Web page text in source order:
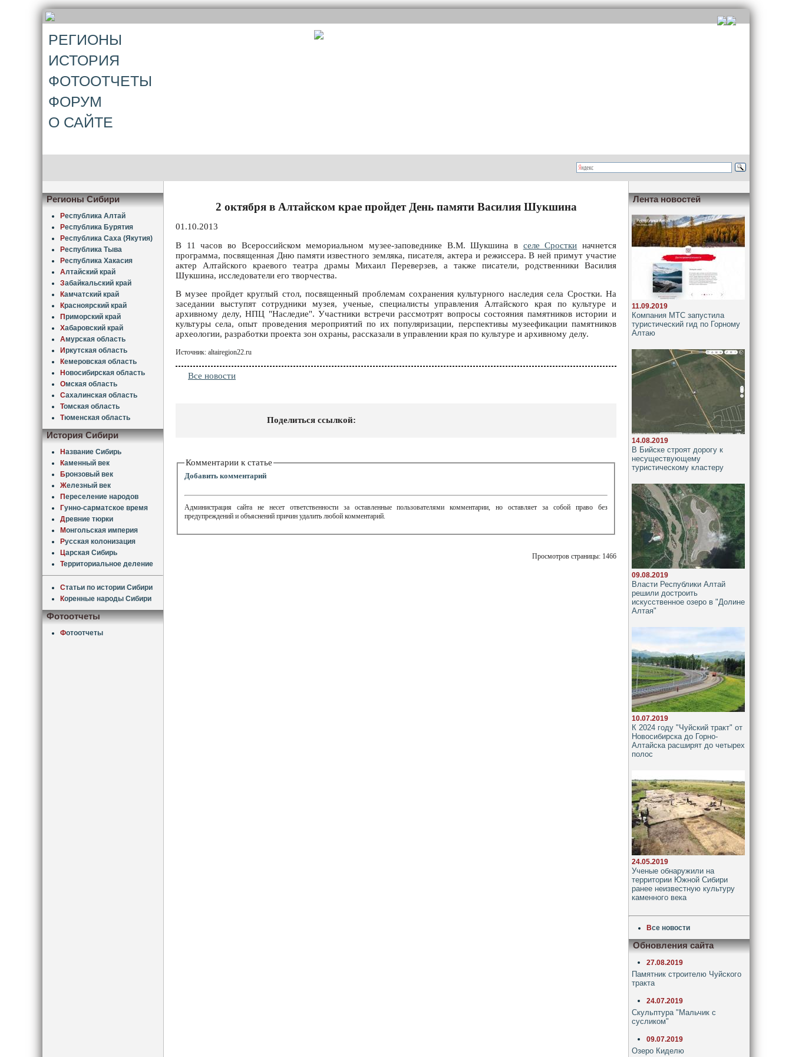
РЕГИОНЫ
ИСТОРИЯ
ФОТООТЧЕТЫ
ФОРУМ
О САЙТЕ
Регионы Сибири
Республика Алтай
Республика Бурятия
Республика Саха (Якутия)
Республика Тыва
Республика Хакасия
Алтайский край
Забайкальский край
Камчатский край
Красноярский край
Приморский край
Хабаровский край
Амурская область
Иркутская область
Кемеровская область
Новосибирская область
Омская область
Сахалинская область
Томская область
Тюменская область
История Сибири
Название Сибирь
Каменный век
Бронзовый век
Железный век
Переселение народов
Гунно-сарматское время
Древние тюрки
Монгольская империя
Русская колонизация
Царская Сибирь
Территориальное деление
Статьи по истории Сибири
Коренные народы Сибири
Фотоотчеты
Фотоотчеты
2 октября в Алтайском крае пройдет День памяти Василия Шукшина
01.10.2013
В 11 часов во Всероссийском мемориальном музее-заповеднике В.М. Шукшина в селе Сростки начнется
программа, посвященная Дню памяти известного земляка, писателя, актера и режиссера. В ней примут участие
актер Алтайского краевого театра драмы Михаил Переверзев, а также писатели, родственники Василия
Шукшина, исследователи его творчества.
В музее пройдет круглый стол, посвященный проблемам сохранения культурного наследия села Сростки. На
заседании выступят сотрудники музея, ученые, специалисты управления Алтайского края по культуре и
архивному делу, НПЦ "Наследие". Участники встречи рассмотрят вопросы состояния памятников истории и
культуры села, опыт проведения мероприятий по их популяризации, перспективы музеефикации памятников
археологии, разработки проекта зон охраны, рассказали в управлении края по культуре и архивному делу.
Источник: altairegion22.ru
Все новости
Поделиться ссылкой:
Комментарии к статье
Добавить комментарий
Администрация сайта не несет ответственности за оставленные пользователями комментарии, но оставляет за собой право без
предупреждений и объяснений причин удалить любой комментарий.
Просмотров страницы: 1466
Лента новостей
11.09.2019
Компания МТС запустила
туристический гид по Горному
Алтаю
14.08.2019
В Бийске строят дорогу к
несуществующему
туристическому кластеру
09.08.2019
Власти Республики Алтай
решили достроить
искусственное озеро в "Долине
Алтая"
10.07.2019
К 2024 году "Чуйский тракт" от
Новосибирска до Горно-
Алтайска расширят до четырех
полос
24.05.2019
Ученые обнаружили на
территории Южной Сибири
ранее неизвестную культуру
каменного века
Все новости
Обновления сайта
27.08.2019
Памятник строителю Чуйского
тракта
24.07.2019
Скульптура "Мальчик с
сусликом"
09.07.2019
Озеро Киделю